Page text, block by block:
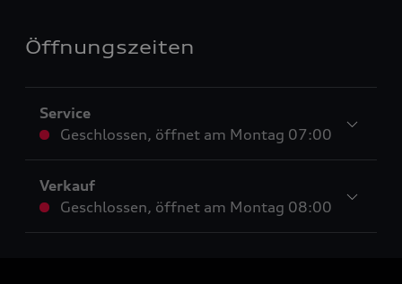
Öffnungszeiten
Service
Geschlossen, öffnet am Montag 07:00
Verkauf
Geschlossen, öffnet am Montag 08:00